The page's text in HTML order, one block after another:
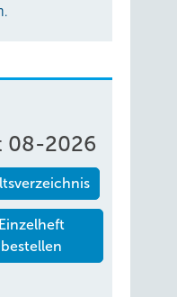
08-2026
Einzelheft
bestellen